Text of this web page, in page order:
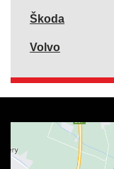
Škoda
Volvo